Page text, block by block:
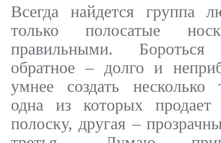
Всегда найдется группа
только полосатые
правильными.
обратное – долго и
умнее создать несколько
одна из которых
полоску, другая –